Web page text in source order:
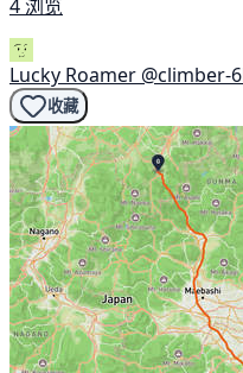
4 浏览
Lucky Roamer @climber-
收藏